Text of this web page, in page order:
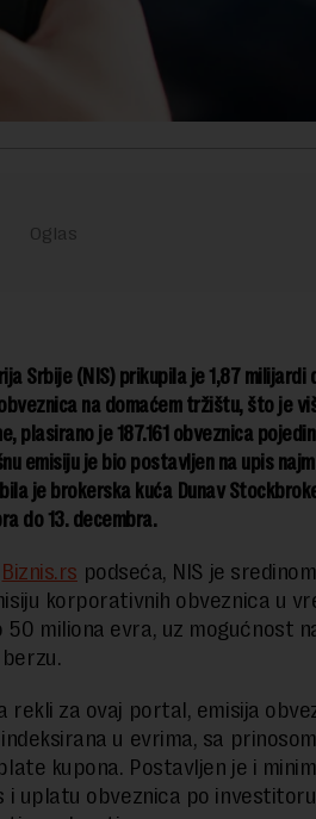
Srbije (NIS) prikupila je 1,87
na domaćem tržištu, što je
plasirano je 187.161 obveznica
emisiju je bio postavljen na upis
je brokerska kuća Dunav
do 13. decembra.
Biznis.rs podseća, NIS je
korporativnih obveznica u
50 miliona evra, uz mogućnost
rekli za ovaj portal, emisija
u evrima, sa
kupona. Postavljen je i
i uplatu obveznica po